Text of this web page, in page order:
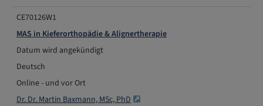
CE70126W1
MAS in Kieferorthopädie & Alignertherapie
Datum wird angekündigt
Deutsch
Online - und vor Ort
Dr. Dr. Martin Baxmann, MSc, PhD